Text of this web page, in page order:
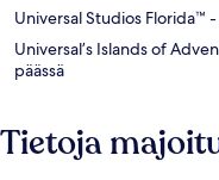
Universal Studios Florida™ -
Universal’s Islands of
päässä
Tietoja